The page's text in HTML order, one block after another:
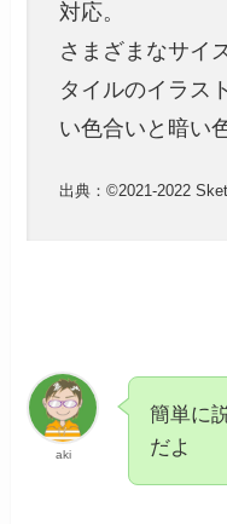
対応。
さまざまなサイ
タイルのイラス
い色合いと暗い
出典：©2021-2022
aki
簡単に
だよ